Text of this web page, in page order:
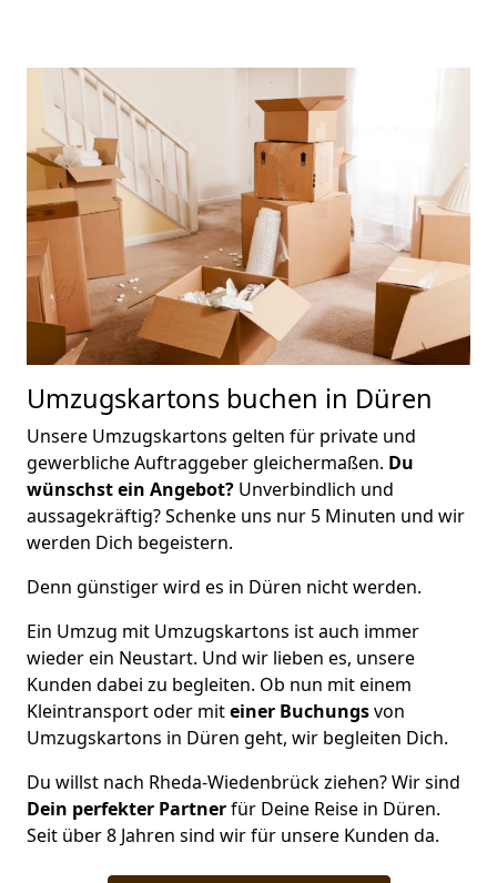
Umzugskartons buchen in Düren
Unsere Umzugskartons gelten für private und
gewerbliche Auftraggeber gleichermaßen. Du
wünschst ein Angebot? Unverbindlich und
aussagekräftig? Schenke uns nur 5 Minuten und wir
werden Dich begeistern.
Denn günstiger wird es in Düren nicht werden.
Ein Umzug mit Umzugskartons ist auch immer
wieder ein Neustart. Und wir lieben es, unsere
Kunden dabei zu begleiten. Ob nun mit einem
Kleintransport oder miteiner Buchungsvon
Umzugskartons in Düren geht, wir begleiten Dich.
Du willst nach Rheda-Wiedenbrück ziehen? Wir sind
Dein perfekter Partnerfür Deine Reise in Düren.
Seit über 8 Jahren sind wir für unsere Kunden da.